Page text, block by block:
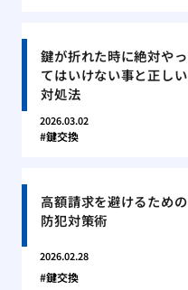
鍵が折れた時に絶対やっ
てはいけない事と正しい
対処法
2026.03.02
鍵交換
高額請求を避けるための
防犯対策術
2026.02.28
鍵交換